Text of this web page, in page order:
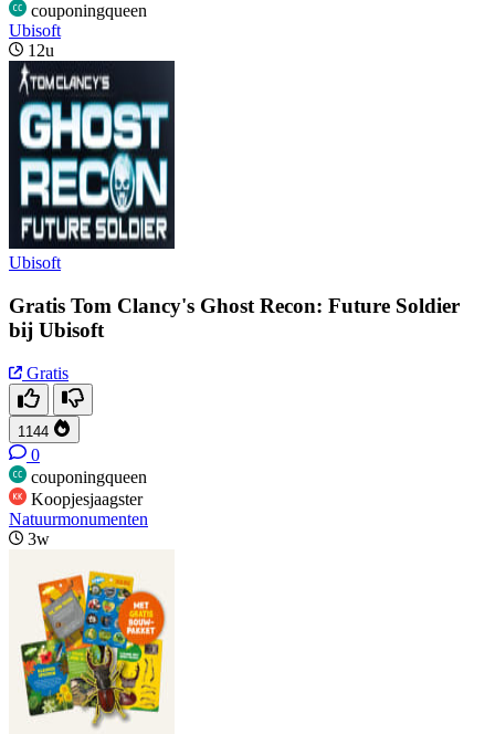
couponingqueen
Ubisoft
12u
Ubisoft
Gratis Tom Clancy's Ghost Recon: Future Soldier
bij Ubisoft
Gratis
1144
0
couponingqueen
Koopjesjaagster
Natuurmonumenten
3w